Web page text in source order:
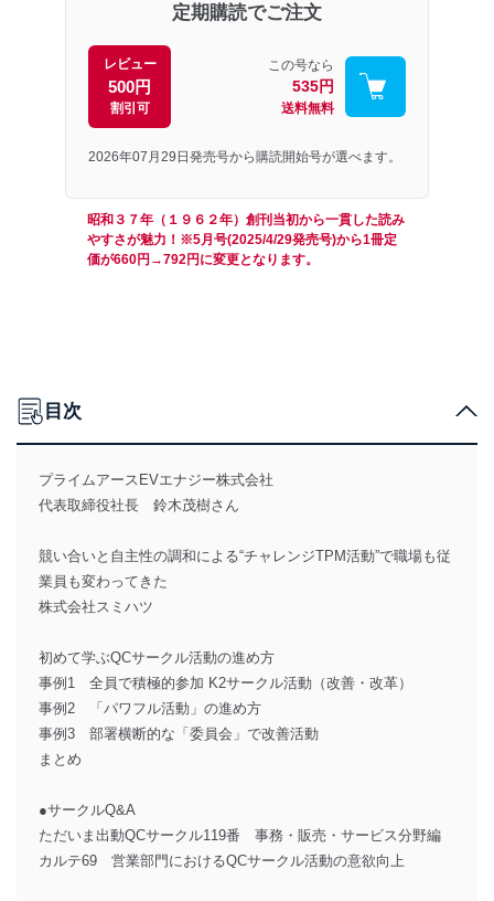
定期購読でご注文
レビュー
500円
割引可
この号なら
535円
送料無料
2026年07月29日発売号から購読開始号が選べます。
昭和３７年（１９６２年）創刊当初から一貫した読み
やすさが魅力！※5月号(2025/4/29発売号)から1冊定
価が660円→792円に変更となります。
目次
プライムアースEVエナジー株式会社
代表取締役社長 鈴木茂樹さん
競い合いと自主性の調和による“チャレンジTPM活動”で職場も従
業員も変わってきた
株式会社スミハツ
初めて学ぶQCサークル活動の進め方
事例1 全員で積極的参加 K2サークル活動（改善・改革）
事例2 「パワフル活動」の進め方
事例3 部署横断的な「委員会」で改善活動
まとめ
●サークルQ&A
ただいま出動QCサークル119番 事務・販売・サービス分野編
カルテ69 営業部門におけるQCサークル活動の意欲向上